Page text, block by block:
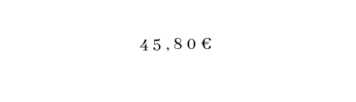
45,80 €